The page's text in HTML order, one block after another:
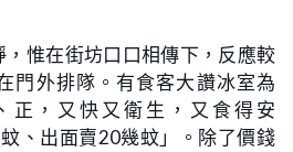
惟在街坊口口相傳下，反應較
門外排隊。有食客大讚冰室為
正，又快又衛生，又食得安
、出面賣20幾蚊」。除了價錢